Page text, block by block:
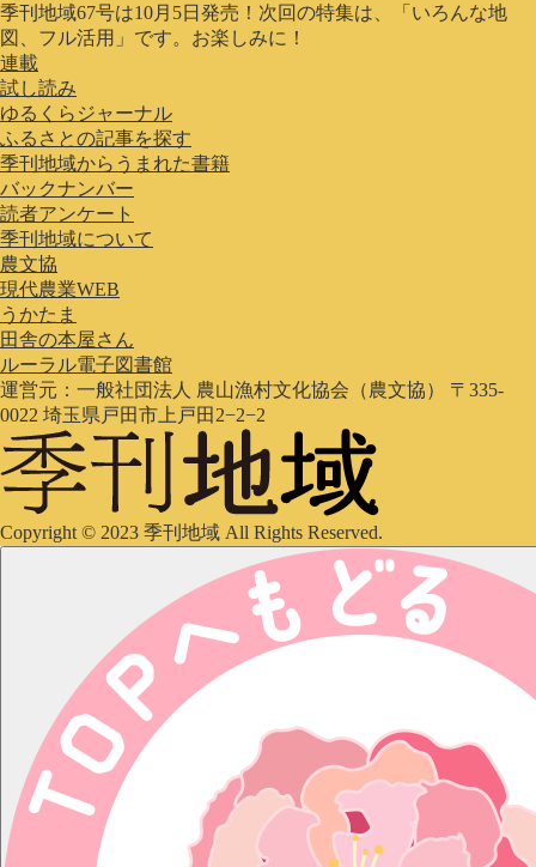
季刊地域67号は10月5日発売！次回の特集は、「いろんな地
図、フル活用」です。お楽しみに！
連載
試し読み
ゆるくらジャーナル
ふるさとの記事を探す
季刊地域からうまれた書籍
バックナンバー
読者アンケート
季刊地域について
農文協
現代農業WEB
うかたま
田舎の本屋さん
ルーラル電子図書館
運営元：一般社団法人 農山漁村文化協会（農文協） 〒335-
0022 埼玉県戸田市上戸田2−2−2
Copyright © 2023 季刊地域 All Rights Reserved.